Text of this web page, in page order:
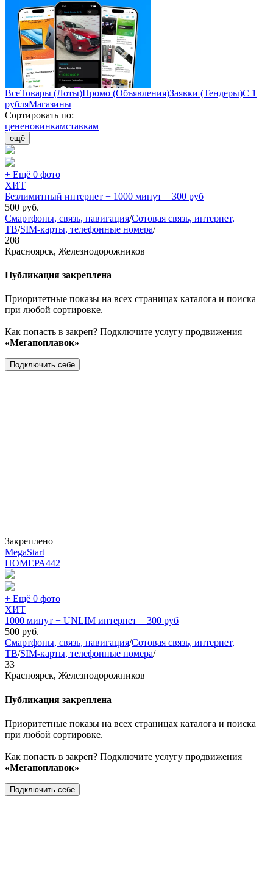
ВсеТовары (Лоты)Промо (Объявления)Заявки (Тендеры)С 1
рубляМагазины
Сортировать по:
цененовинкамставкам
ещё
+ Ещё 0 фото
ХИТ
Безлимитный интернет + 1000 минут = 300 руб
500 руб.
Смартфоны, связь, навигация/Сотовая связь, интернет,
ТВ/SIM-карты, телефонные номера/
208
Красноярск, Железнодорожников
Публикация закреплена
Приоритетные показы на всех страницах каталога и поиска
при любой сортировке.
Как попасть в закреп? Подключите услугу продвижения
«Мегапоплавок»
Подключить себе
Закреплено
MegaStart
НОМЕРА442
+ Ещё 0 фото
ХИТ
1000 минут + UNLIM интернет = 300 руб
500 руб.
Смартфоны, связь, навигация/Сотовая связь, интернет,
ТВ/SIM-карты, телефонные номера/
33
Красноярск, Железнодорожников
Публикация закреплена
Приоритетные показы на всех страницах каталога и поиска
при любой сортировке.
Как попасть в закреп? Подключите услугу продвижения
«Мегапоплавок»
Подключить себе